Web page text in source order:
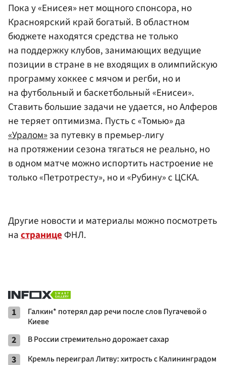
Пока у «Енисея» нет мощного спонсора, но
Красноярский край богатый. В областном
бюджете находятся средства не только
на поддержку клубов, занимающих ведущие
позиции в стране в не входящих в олимпийскую
программу хоккее с мячом и регби, но и
на футбольный и баскетбольный «Енисеи».
Ставить большие задачи не удается, но Алферов
не теряет оптимизма. Пусть с «Томью» да
«Уралом»за путевку в премьер-лигу
на протяжении сезона тягаться не реально, но
в одном матче можно испортить настроение не
только «Петротресту», но и «Рубину» с ЦСКА.
Другие новости и материалы можно посмотреть
настраницеФНЛ.
1
Галкин* потерял дар речи после слов Пугачевой о
Киеве
2 В России стремительно дорожает сахар
3
Кремль переиграл Литву: хитрость с Калининградом